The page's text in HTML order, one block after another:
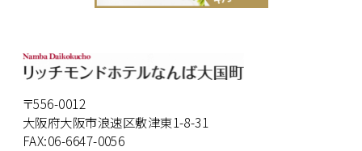
〒556-0012
大阪府大阪市浪速区敷津東1-8-31
FAX:06-6647-0056